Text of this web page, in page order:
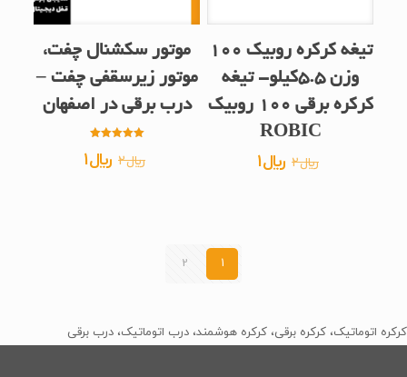
تیغه کرکره روبیک 100
وزن 5.5کیلو- تیغه
کرکره برقی 100 روبیک
ROBIC
﷼2 قیمت
﷼1
موتور سکشنال چفت،
موتور زیرسقفی چفت –
درب برقی در اصفهان
5.00
از 5 ﷼2 قیمت
﷼1قیمت
1
2
کرکره اتوماتیک، کرکره برقی، کرکره هوشمند، درب اتوماتیک، درب برقی